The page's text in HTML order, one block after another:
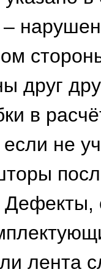
друг
в
не
Дефекты,
лента